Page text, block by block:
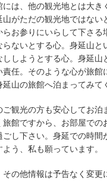
は、他の観光地とは大き
山がただの観光地ではない
お参りにいらして下さる
らないとする心。身延山と
ししようとする心。身延山
責任。そのような心が旅館
山の旅館へ泊まってみて
観光の方も安心してお泊
館ですから、お部屋での
ごし下さい。身延での時間
う、私も願っています。
の他情報は予告なく変更